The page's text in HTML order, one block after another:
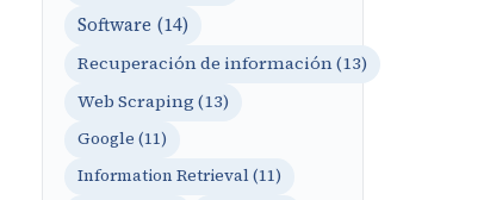
Software (14)
Recuperación de información (13)
Web Scraping (13)
Google (11)
Information Retrieval (11)